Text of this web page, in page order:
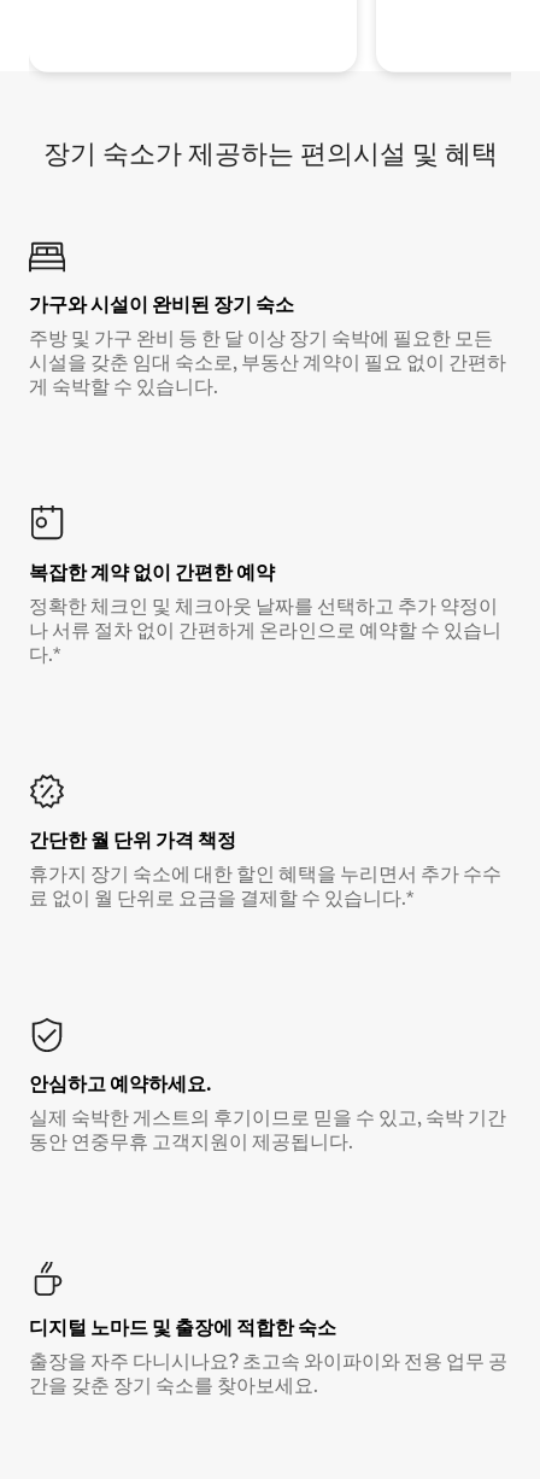
장기 숙소가 제공하는 편의시설 및 혜택
가구와 시설이 완비된 장기 숙소
주방 및 가구 완비 등 한 달 이상 장기 숙박에 필요한 모든
시설을 갖춘 임대 숙소로, 부동산 계약이 필요 없이 간편하
게 숙박할 수 있습니다.
복잡한 계약 없이 간편한 예약
정확한 체크인 및 체크아웃 날짜를 선택하고 추가 약정이
나 서류 절차 없이 간편하게 온라인으로 예약할 수 있습니
다.*
간단한 월 단위 가격 책정
휴가지 장기 숙소에 대한 할인 혜택을 누리면서 추가 수수
료 없이 월 단위로 요금을 결제할 수 있습니다.*
안심하고 예약하세요.
실제 숙박한 게스트의 후기이므로 믿을 수 있고, 숙박 기간
동안 연중무휴 고객지원이 제공됩니다.
디지털 노마드 및 출장에 적합한 숙소
출장을 자주 다니시나요? 초고속 와이파이와 전용 업무 공
간을 갖춘 장기 숙소를 찾아보세요.